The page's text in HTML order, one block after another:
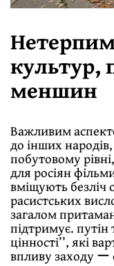
культур,
меншин
Важливим
до інших
побутовому
для росіян фільми
вміщують безліч
расистських
загалом
підтримує.
цінності’’, які
впливу заходу